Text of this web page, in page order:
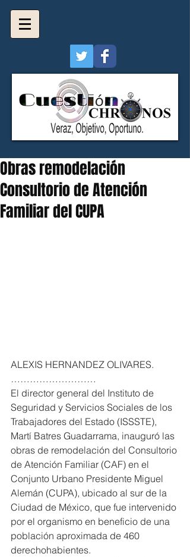
Obras remodelación
Consultorio de Atención
Familiar del CUPA
ALEXIS HERNANDEZ OLIVARES.
………………………
El director general del Instituto de
Seguridad y Servicios Sociales de los
Trabajadores del Estado (ISSSTE),
Martí Batres Guadarrama, inauguró las
obras de remodelación del Consultorio
de Atención Familiar (CAF) en el
Conjunto Urbano Presidente Miguel
Alemán (CUPA), ubicado al sur de la
Ciudad de México, que fue intervenido
por el organismo en beneficio de una
población aproximada de 460
derechohabientes.